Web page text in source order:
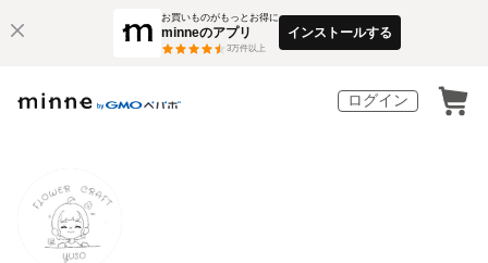
お買いものがもっとお得に
minneのアプリ
3万件以上
インストールする
ログイン